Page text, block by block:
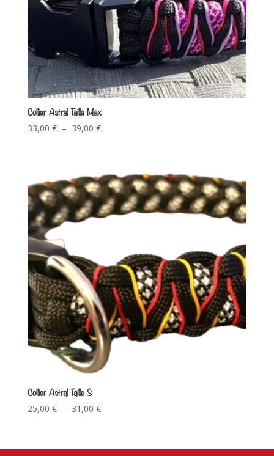
Collier Astral Taille Max
33,00 € – 39,00 €
Collier Astral Taille S
25,00 € – 31,00 €